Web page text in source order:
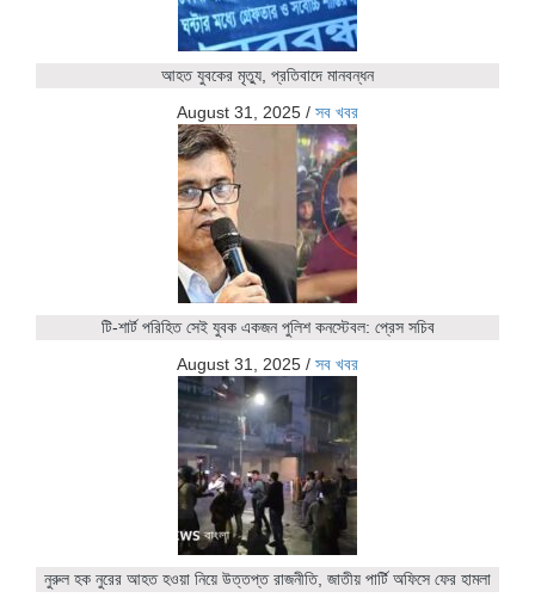
আহত যুবকের মৃত্যু, প্রতিবাদে মানবন্ধন
August 31, 2025 / সব খবর
টি-শার্ট পরিহিত সেই যুবক একজন পুলিশ কনস্টেবল: প্রেস সচিব
August 31, 2025 / সব খবর
নুরুল হক নুরের আহত হওয়া নিয়ে উত্তপ্ত রাজনীতি, জাতীয় পার্টি অফিসে ফের হামলা